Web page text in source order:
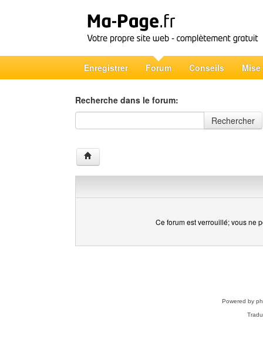
Enregistrer Forum Conseils Mise
Recherche dans le forum:
Recherche dans le forum
Rechercher
Ce forum est verrouillé; vous ne
Powered by